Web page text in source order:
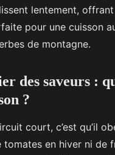
lentement,
pour une cuisson
de montagne.
des saveurs :
?
court, c’est qu’il
tomates en hiver ni de